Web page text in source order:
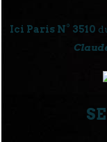
Ici Paris N° 3510